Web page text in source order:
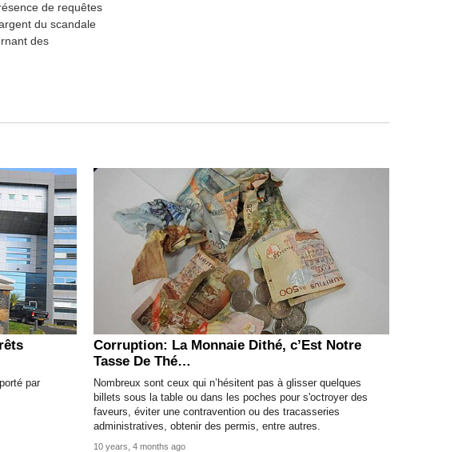
de requêtes
du scandale
des
par
Corruption: La Monnaie Dithé, c’Est Notre
Tasse De Thé…
Nombreux sont ceux qui n’hésitent pas à glisser quelques
billets sous la table ou dans les poches pour s'octroyer des
faveurs, éviter une contravention ou des tracasseries
administratives, obtenir des permis, entre autres.
10 years, 4 months ago